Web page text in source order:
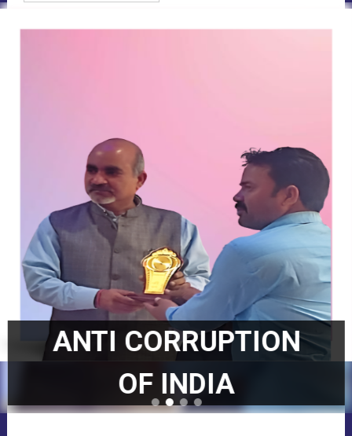
ANTI CORRUPTION
OF INDIA